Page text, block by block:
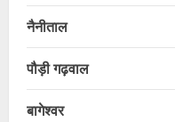
नैनीताल
पौड़ी गढ़वाल
बागेश्वर